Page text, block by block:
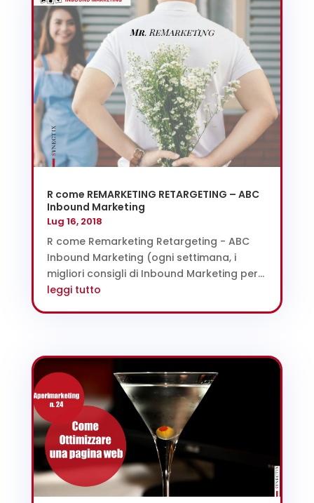
R come REMARKETING RETARGETING – ABC
Inbound Marketing
Lug 16, 2018
R come Remarketing Retargeting - ABC
Inbound Marketing (ogni settimana, i
migliori consigli di Inbound Marketing per...
leggi tutto